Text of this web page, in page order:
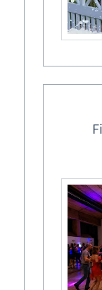
Allgemeines
Anfragen